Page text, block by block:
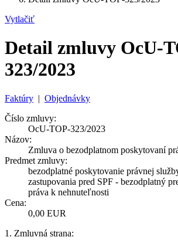
Vytlačiť
Detail zmluvy OcU-
323/2023
Faktúry | Objednávky
Číslo zmluvy:
OcU-TOP-323/2023
Názov:
Zmluva o bezodplatnom poskytovaní
Predmet zmluvy:
bezodplatné poskytovanie právnej
zastupovania pred SPF - bezodplatný
práva k nehnuteľnosti
Cena:
0,00 EUR
1. Zmluvná strana: